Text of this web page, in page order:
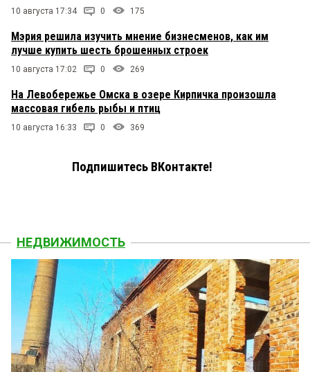
10 августа 17:34 0 175
Мэрия решила изучить мнение бизнесменов, как им
лучше купить шесть брошенных строек
10 августа 17:02 0 269
На Левобережье Омска в озере Кирпичка произошла
массовая гибель рыбы и птиц
10 августа 16:33 0 369
Подпишитесь ВКонтакте!
НЕДВИЖИМОСТЬ